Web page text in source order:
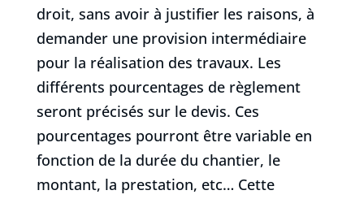
droit, sans avoir à justifier les raisons, à
demander une provision intermédiaire
pour la réalisation des travaux. Les
différents pourcentages de règlement
seront précisés sur le devis. Ces
pourcentages pourront être variable en
fonction de la durée du chantier, le
montant, la prestation, etc… Cette